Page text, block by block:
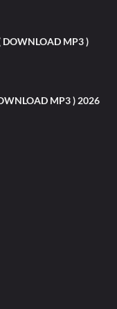
MP3 )
MP3 ) 2026